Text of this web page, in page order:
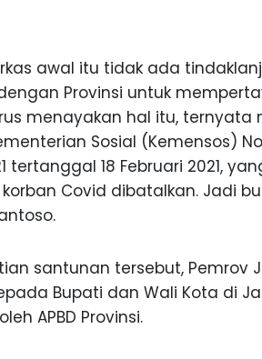
awal itu tidak ada
Provinsi untuk
menayakan hal itu, ternyata
Sosial (Kemensos)
tertanggal 18 Februari 2021,
Covid dibatalkan. Jadi
santunan tersebut, Pemrov
Bupati dan Wali Kota di
APBD Provinsi.